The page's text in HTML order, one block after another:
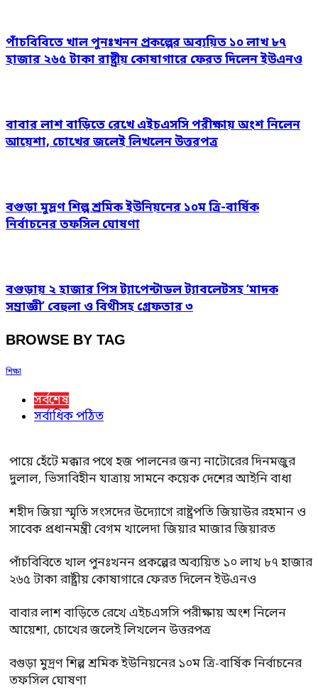
পাঁচবিবিতে খাল পুনঃখনন প্রকল্পের অব্যয়িত ১০ লাখ ৮৭
হাজার ২৬৫ টাকা রাষ্ট্রীয় কোষাগারে ফেরত দিলেন ইউএনও
বাবার লাশ বাড়িতে রেখে এইচএসসি পরীক্ষায় অংশ নিলেন
আয়েশা, চোখের জলেই লিখলেন উত্তরপত্র
বগুড়া মুদ্রণ শিল্প শ্রমিক ইউনিয়নের ১০ম ত্রি-বার্ষিক
নির্বাচনের তফসিল ঘোষণা
বগুড়ায় ২ হাজার পিস ট্যাপেন্টাডল ট্যাবলেটসহ ‘মাদক
সম্রাজ্ঞী’ বেহুলা ও বিথীসহ গ্রেফতার ৩
BROWSE BY TAG
শিক্ষা
সর্বশেষ
সর্বাধিক পঠিত
পায়ে হেঁটে মক্কার পথে হজ পালনের জন্য নাটোরের দিনমজুর
দুলাল, ভিসাবিহীন যাত্রায় সামনে কয়েক দেশের আইনি বাধা
শহীদ জিয়া স্মৃতি সংসদের উদ্যোগে রাষ্ট্রপতি জিয়াউর রহমান ও
সাবেক প্রধানমন্ত্রী বেগম খালেদা জিয়ার মাজার জিয়ারত
পাঁচবিবিতে খাল পুনঃখনন প্রকল্পের অব্যয়িত ১০ লাখ ৮৭ হাজার
২৬৫ টাকা রাষ্ট্রীয় কোষাগারে ফেরত দিলেন ইউএনও
বাবার লাশ বাড়িতে রেখে এইচএসসি পরীক্ষায় অংশ নিলেন
আয়েশা, চোখের জলেই লিখলেন উত্তরপত্র
বগুড়া মুদ্রণ শিল্প শ্রমিক ইউনিয়নের ১০ম ত্রি-বার্ষিক নির্বাচনের
তফসিল ঘোষণা